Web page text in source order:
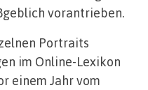
vorantrieben.
Portraits
im Online-Lexikon
einem Jahr vom